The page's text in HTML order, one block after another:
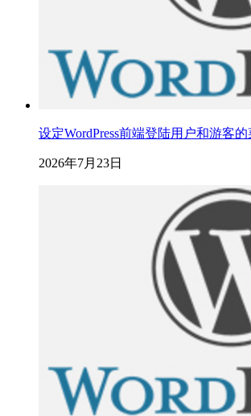
设定WordPress前端登陆用户和游客的
2026年7月23日